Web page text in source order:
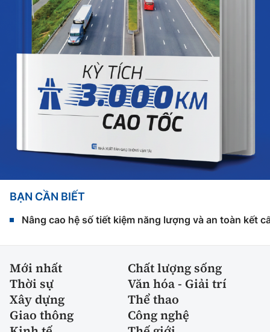
BẠN CẦN BIẾT
Nâng cao hệ số tiết kiệm năng lượng và an toàn kết
Mới nhất
Chất lượng sống
Thời sự
Văn hóa - Giải trí
Xây dựng
Thể thao
Giao thông
Công nghệ